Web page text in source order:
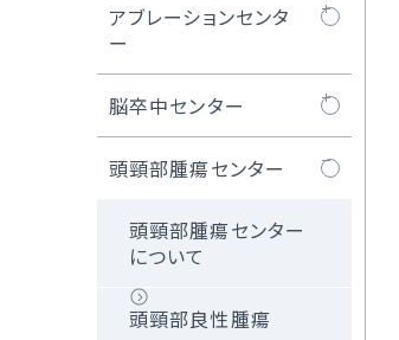
プ/PASCAL治療
WATCHMAN™治療
術
iASD（医原性心房中
隔欠損）閉鎖術
MICS冠状動脈バイ
パス術
手術（ウルフ-オオツ
カ法）
MICS、ロボット手術
における人工心肺装
ステントグラフト治療
胸部大動脈瘤の治
腹部大動脈瘤の治
療
不整脈センターにつ
不整脈とは
ペースメーカー治療
ICD / CRT-D治療
S-ICD治療
アブレーションセンタ
ー
カテーテルアブレー
ション
脳卒中センター
脳卒中ケアユニット
頭頸部腫瘍センター
頭頸部腫瘍センター
について
頭頸部良性腫瘍